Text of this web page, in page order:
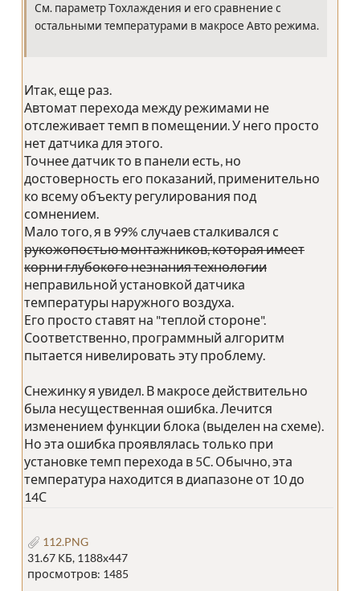
См. параметр Tохлаждения и его сравнение с
остальными температурами в макросе Авто режима.
Итак, еще раз.
Автомат перехода между режимами не
отслеживает темп в помещении. У него просто
нет датчика для этого.
Точнее датчик то в панели есть, но
достоверность его показаний, применительно
ко всему объекту регулирования под
сомнением.
Мало того, я в 99% случаев сталкивался с
рукожопостью монтажников, которая имеет
корни глубокого незнания технологии
неправильной установкой датчика
температуры наружного воздуха.
Его просто ставят на "теплой стороне".
Соответственно, программный алгоритм
пытается нивелировать эту проблему.
Снежинку я увидел. В макросе действительно
была несущественная ошибка. Лечится
изменением функции блока (выделен на схеме).
Но эта ошибка проявлялась только при
установке темп перехода в 5С. Обычно, эта
температура находится в диапазоне от 10 до
14С
112.PNG
31.67 КБ, 1188x447
просмотров: 1485